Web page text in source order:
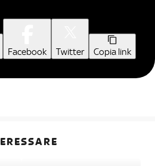
Facebook Twitter Copia link